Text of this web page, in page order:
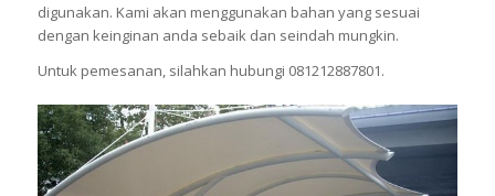
digunakan. Kami akan menggunakan bahan yang sesuai
dengan keinginan anda sebaik dan seindah mungkin.
Untuk pemesanan, silahkan hubungi 081212887801.